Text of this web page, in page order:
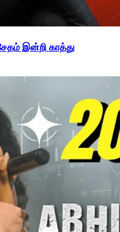
இன்றி காத்து